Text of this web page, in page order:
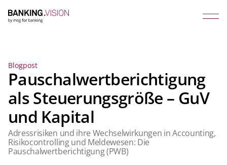
Blogpost
Pauschalwertberichtigung
als Steuerungsgröße – GuV
und Kapital
Adressrisiken und ihre Wechselwirkungen in Accounting,
Risikocontrolling und Meldewesen: Die
Pauschalwertberichtigung (PWB)